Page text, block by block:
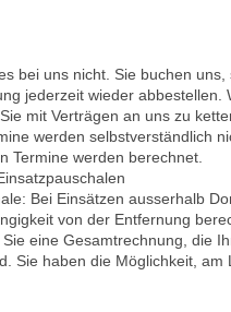
bei uns nicht. Sie buchen
jederzeit wieder abbestellen.
mit Verträgen an uns zu
werden selbstverständlich
Termine werden berechnet.
Bei Einsätzen ausserhalb
von der Entfernung
eine Gesamtrechnung, die
Sie haben die Möglichkeit, am